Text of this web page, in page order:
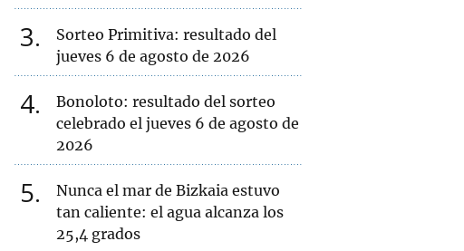
3
Sorteo Primitiva: resultado del
jueves 6 de agosto de 2026
4
Bonoloto: resultado del sorteo
celebrado el jueves 6 de agosto de
2026
5
Nunca el mar de Bizkaia estuvo
tan caliente: el agua alcanza los
25,4 grados